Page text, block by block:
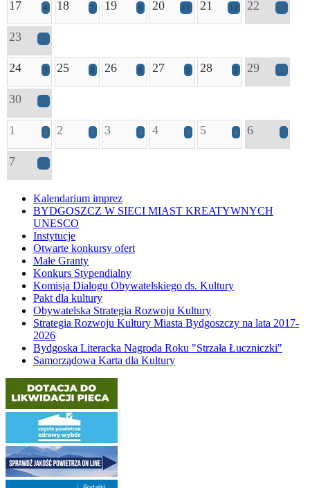
17 4 18 7 19 6 20 11 21 12 22 22
23 17
24 3 25 8 26 9 27 9 28 5 29 15
30 12
1 4 2 3 3 4 4 5 5 4 6 7
7 12
Kalendarium imprez
BYDGOSZCZ W SIECI MIAST KREATYWNYCH
UNESCO
Instytucje
Otwarte konkursy ofert
Małe Granty
Konkurs Stypendialny
Komisja Dialogu Obywatelskiego ds. Kultury
Pakt dla kultury
Obywatelska Strategia Rozwoju Kultury
Strategia Rozwoju Kultury Miasta Bydgoszczy na lata 2017-
2026
Bydgoska Literacka Nagroda Roku "Strzała Łuczniczki"
Samorządowa Karta dla Kultury